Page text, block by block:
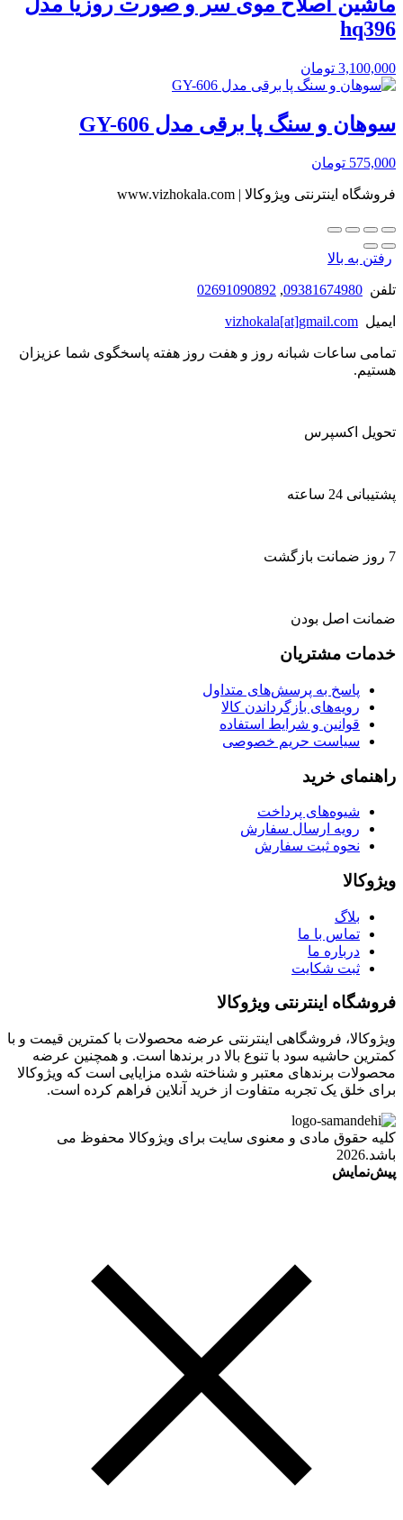
hq396
3,100,000 تومان
سوهان و سنگ پا برقی مدل GY-606
575,000 تومان
فروشگاه اینترنتی ویژوکالا | www.vizhokala.com
رفتن به بالا
تلفن 09381674980
,
02691090892
ایمیل vizhokala[at]gmail.com
تمامی ساعات شبانه روز و هفت روز هفته پاسخگوی شما عزیزان
هستیم.
تحویل اکسپرس
پشتیبانی 24 ساعته
7 روز ضمانت بازگشت
ضمانت اصل بودن
خدمات مشتریان
پاسخ به پرسش‌های متداول
رویه‌های بازگرداندن کالا
قوانین و شرایط استفاده
سیاست حریم خصوصی
راهنمای خرید
شیوه‌های پرداخت
رویه ارسال سفارش
نحوه ثبت سفارش
ویژوکالا
بلاگ
تماس با ما
درباره ما
ثبت شکایت
فروشگاه اینترنتی ویژوکالا
ویژوکالا، فروشگاهی اینترنتی عرضه محصولات با کمترین قیمت و با
کمترین حاشیه سود با تنوع بالا در برندها است. و همچنین عرضه
محصولات برندهای معتبر و شناخته شده مزایایی است که ویژوکالا
برای خلق یک تجربه متفاوت از خرید آنلاین فراهم کرده است.
کلیه حقوق مادی و معنوی سایت برای ویژوکالا محفوظ می
باشد.2026
پیش‌نمایش